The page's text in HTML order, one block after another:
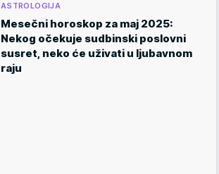
ASTROLOGIJA
Mesečni horoskop za maj 2025:
Nekog očekuje sudbinski poslovni
susret, neko će uživati u ljubavnom
raju